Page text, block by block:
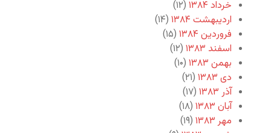
خرداد ۱۳۸۴
(۱۲)
اردیبهشت ۱۳۸۴
(۱۴)
فروردین ۱۳۸۴
(۱۵)
اسفند ۱۳۸۳
(۱۲)
بهمن ۱۳۸۳
(۱۰)
دی ۱۳۸۳
(۲۱)
آذر ۱۳۸۳
(۱۷)
آبان ۱۳۸۳
(۱۸)
مهر ۱۳۸۳
(۱۹)